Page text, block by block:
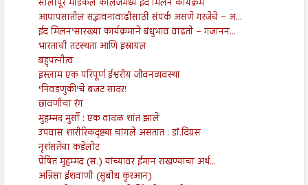
सोलापूर मेडिकल कॉलेजमध्ये ईद मिलन कार्यक्रम
आपापसातील सद्भावनावाढीसाठी संपर्क असणे गरजेचे – अ‍...
ईद मिलन’सारख्या कार्यक्रमाने बंधुभाव वाढतो – गजानन...
भारताची तटस्थता आणि इस्रायल
बहुपत्नीत्व
इस्लाम एक परिपूर्ण ईश्वरीय जीवनव्यवस्था
‘निवडणुकी’चे बजट सादर!
छावणीचा रंग
मुहम्मद मुर्सी : एक वादळ शांत झाले
उपवास शारीरिकदृष्ट्या चांगले असतात : डॉ.दिग्रस
नृशंसतेचा कडेलोट
प्रेषित मुहम्मद (स.) यांच्यावर ईमान राखण्याचा अर्थ...
अन्निसा ईशवाणी (सुबोध कुरआन)